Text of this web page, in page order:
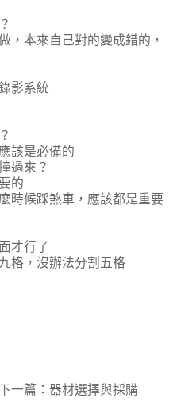
，本來自己對的變成錯的，
影系統
該是必備的
過來？
的
時候踩煞車，應該都是重要
才行了
格，沒辦法分割五格
一篇：器材選擇與採購